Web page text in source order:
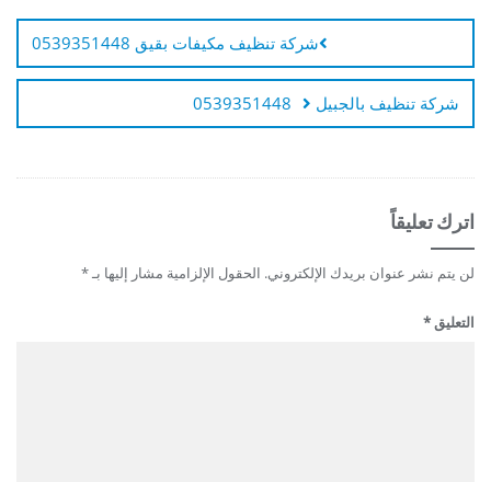
المقالات
شركة تنظيف مكيفات بقيق 0539351448
شركة تنظيف بالجبيل 0539351448
اترك تعليقاً
لن يتم نشر عنوان بريدك الإلكتروني. الحقول الإلزامية مشار إليها بـ*
التعليق*